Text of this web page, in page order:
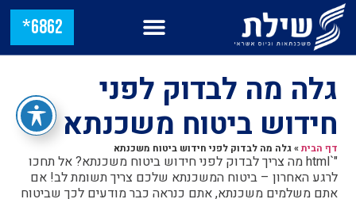
6862*
גלה מה לבדוק לפני
חידוש ביטוח משכנתא
דף הבית»גלה מה לבדוק לפני חידוש ביטוח משכנתא
"`html מה צריך לבדוק לפני חידוש ביטוח משכנתא? אל תחכו
לרגע האחרון – ביטוח המשכנתא שלכם צריך תשומת לב! אם
אתם משלמים משכנתא, אתם כנראה כבר מודעים לכך שביטוח